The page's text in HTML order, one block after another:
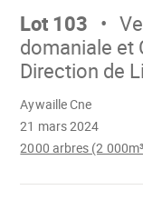
Lot 103
domaniale et
Direction de
21 mars 2024
Aywaille Cne
2000 arbres (2
Aller